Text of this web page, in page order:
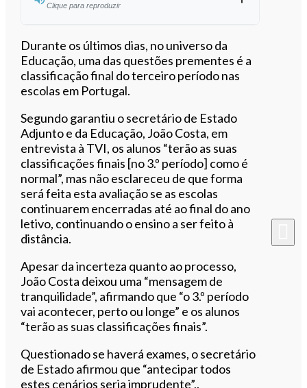
Clique para reproduzir
Ouvir este artigo
Durante os últimos dias, no universo da
Educação, uma das questões prementes é a
classificação final do terceiro período nas
escolas em Portugal.
Segundo garantiu o secretário de Estado
Adjunto e da Educação, João Costa, em
entrevista à TVI, os alunos “terão as suas
classificações finais [no 3.º período] como é
normal”, mas não esclareceu de que forma
será feita esta avaliação se as escolas
continuarem encerradas até ao final do ano
letivo, continuando o ensino a ser feito à
distância.
Apesar da incerteza quanto ao processo,
João Costa deixou uma “mensagem de
tranquilidade”, afirmando que “o 3.º período
vai acontecer, perto ou longe” e os alunos
“terão as suas classificações finais”.
Questionado se haverá exames, o secretário
de Estado afirmou que “antecipar todos
estes cenários seria imprudente”,.